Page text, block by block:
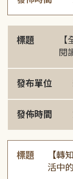
標題
閱
發布單位
發佈時間
標題
【轉
活中